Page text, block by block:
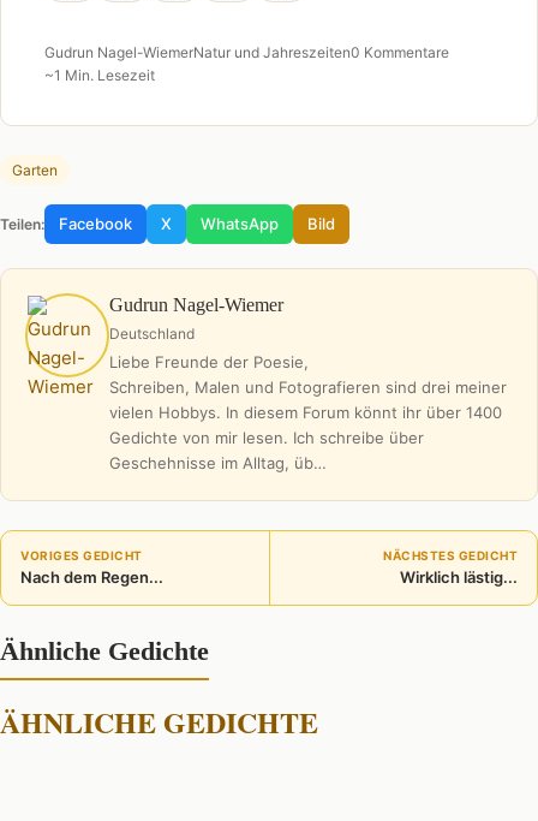
Gudrun Nagel-WiemerNatur und Jahreszeiten0 Kommentare
~1 Min. Lesezeit
Garten
Teilen: Facebook X WhatsApp Bild
Gudrun Nagel-Wiemer
Deutschland
Liebe Freunde der Poesie,
Schreiben, Malen und Fotografieren sind drei meiner
vielen Hobbys. In diesem Forum könnt ihr über 1400
Gedichte von mir lesen. Ich schreibe über
Geschehnisse im Alltag, üb…
VORIGES GEDICHT
Nach dem Regen...
NÄCHSTES GEDICHT
Wirklich lästig...
Ähnliche Gedichte
ÄHNLICHE GEDICHTE